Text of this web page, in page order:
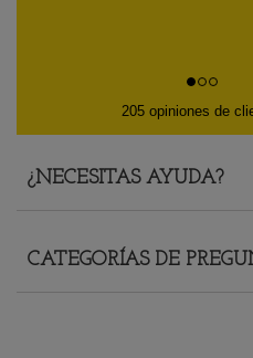
205 opiniones de
¿NECESITAS AYUDA?
CATEGORÍAS DE